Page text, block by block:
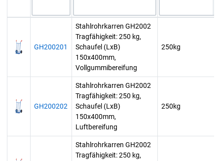
GH200201
Stahlrohrkarren GH2002
Tragfähigkeit: 250 kg,
Schaufel (LxB)
150x400mm,
Vollgummibereifung
250kg
GH200202
Stahlrohrkarren GH2002
Tragfähigkeit: 250 kg,
Schaufel (LxB)
150x400mm,
Luftbereifung
250kg
Stahlrohrkarren GH2002
Tragfähigkeit: 250 kg,